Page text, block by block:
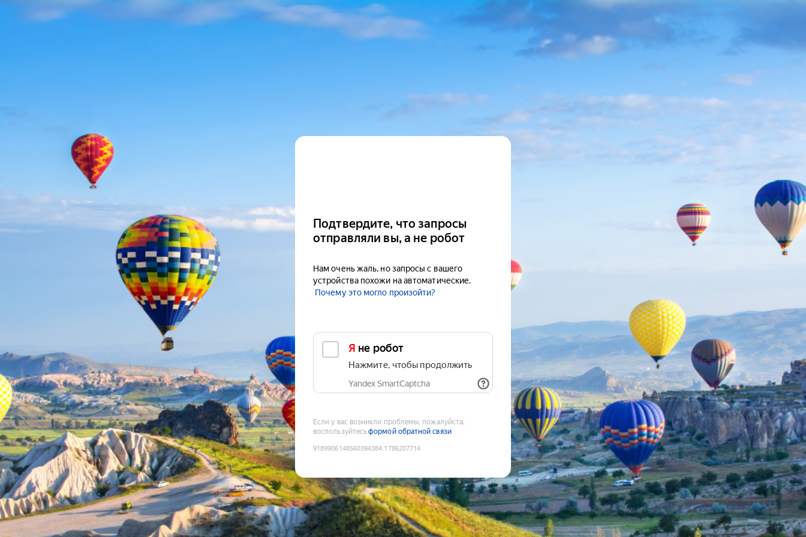
Подтвердите, что запросы
отправляли вы, а не робот
Нам очень жаль, но запросы с вашего
устройства похожи на автоматические.
Почему это могло произойти?
Я не робот
Нажмите, чтобы продолжить
Yandex SmartCaptcha
Если у вас возникли проблемы, пожалуйста,
воспользуйтесьформой обратной связи
9189906148560394384:1786207714